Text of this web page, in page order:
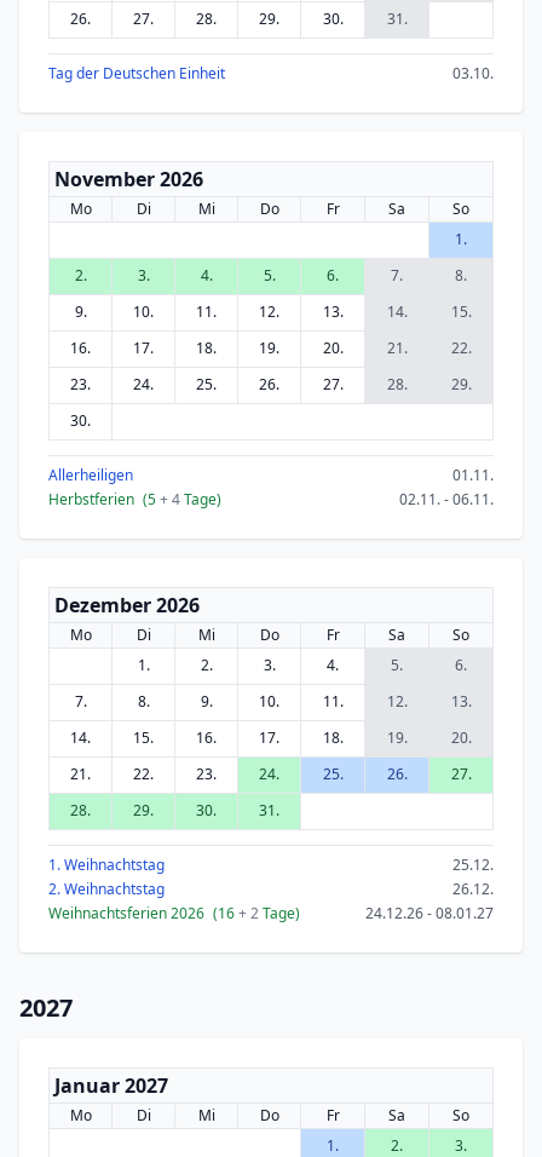
26.
27. 28. 29. 30. 31.
Tag der Deutschen Einheit 03.10.
November 2026
Mo Di Mi Do Fr Sa
So
1.
2.
3. 4. 5. 6. 7.
8.
9.
10. 11. 12. 13. 14.
15.
16.
17. 18. 19. 20. 21.
22.
23.
24. 25. 26. 27. 28.
29.
30.
Allerheiligen
01.11.
Herbstferien (5+ 4Tage) 02.11. - 06.11.
Dezember 2026
Mo Di Mi Do Fr Sa
So
1.
2. 3. 4. 5.
6.
7.
8. 9. 10. 11. 12.
13.
14.
15. 16. 17. 18. 19.
20.
21.
22. 23. 24. 25. 26.
27.
28.
29. 30. 31.
1. Weihnachtstag
25.12.
2. Weihnachtstag
26.12.
Weihnachtsferien 2026 (16+ 2Tage) 24.12.26 - 08.01.27
2027
Januar 2027
Mo Di Mi Do Fr Sa
So
1.
2.
3.